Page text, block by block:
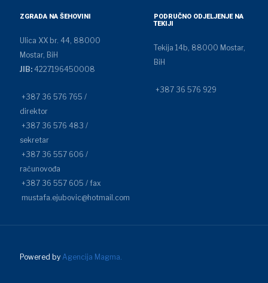
ZGRADA NA ŠEHOVINI
Ulica XX br. 44, 88000
Mostar, BiH
JIB:4227196450008
+387 36 576 765 /
direktor
+387 36 576 483 /
sekretar
+387 36 557 606 /
računovođa
+387 36 557 605 / fax
mustafa.ejubovic@hotmail.com
PODRUČNO ODJELJENJE NA
TEKIJI
Tekija 14b, 88000 Mostar,
BiH
+387 36 576 929
Powered by Agencija Magma.